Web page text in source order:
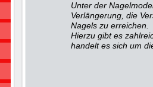
Unter der
Verlängerung, die
Nagels zu erreichen.
Hierzu gibt es
handelt es sich um